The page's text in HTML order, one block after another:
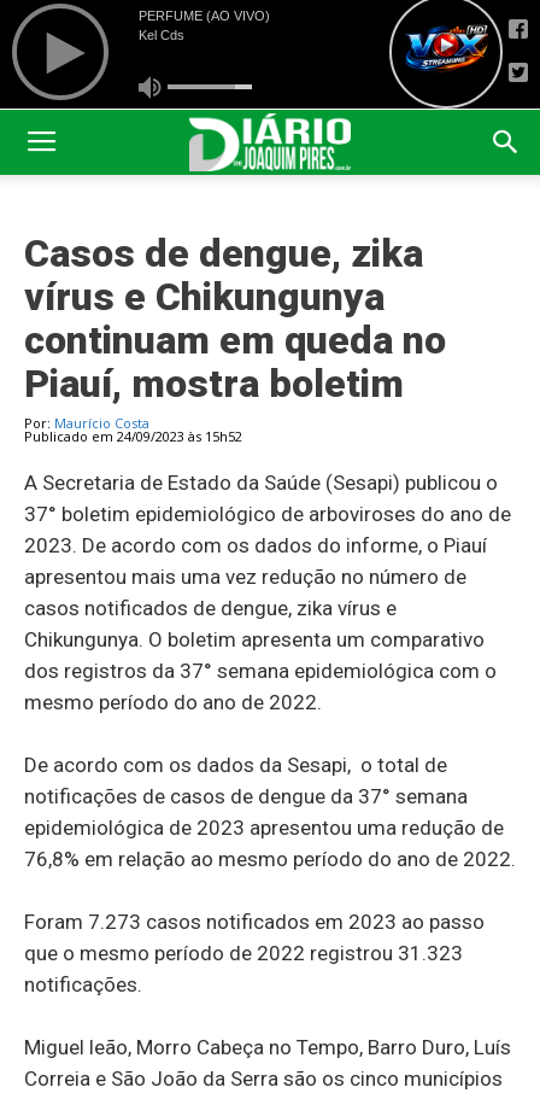
Casos de dengue, zika
vírus e Chikungunya
continuam em queda no
Piauí, mostra boletim
Por: Maurício Costa
Publicado em 24/09/2023 às 15h52
A Secretaria de Estado da Saúde (Sesapi) publicou o
37° boletim epidemiológico de arboviroses do ano de
2023. De acordo com os dados do informe, o Piauí
apresentou mais uma vez redução no número de
casos notificados de dengue, zika vírus e
Chikungunya. O boletim apresenta um comparativo
dos registros da 37° semana epidemiológica com o
mesmo período do ano de 2022.
De acordo com os dados da Sesapi, o total de
notificações de casos de dengue da 37° semana
epidemiológica de 2023 apresentou uma redução de
76,8% em relação ao mesmo período do ano de 2022.
Foram 7.273 casos notificados em 2023 ao passo
que o mesmo período de 2022 registrou 31.323
notificações.
Miguel leão, Morro Cabeça no Tempo, Barro Duro, Luís
Correia e São João da Serra são os cinco municípios